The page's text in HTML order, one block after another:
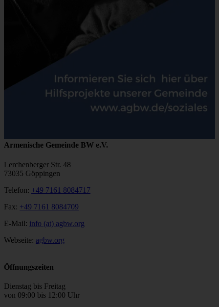
Armenische Gemeinde BW e.V.
Lerchenberger Str. 48
73035 Göppingen
Telefon: +49 7161 8084717
Fax: +49 7161 8084709
E-Mail: info (at) agbw.org
Webseite: agbw.org
Öffnungszeiten
Dienstag bis Freitag
von 09:00 bis 12:00 Uhr